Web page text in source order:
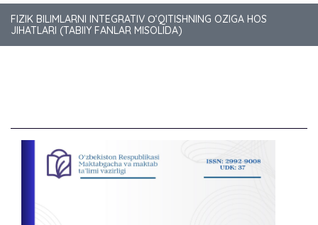
FIZIK BILIMLARNI INTEGRATIV О‘QITISHNING OZIGA HOS
JIHATLARI (TABIIY FANLAR MISOLIDA)